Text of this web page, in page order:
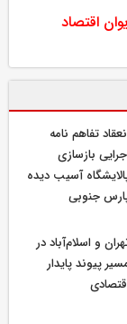
اقتصاد
تفاهم نامه
بازسازی
آسیب دیده
جنوبی
و اسلام‌آباد در
پیوند پایدار